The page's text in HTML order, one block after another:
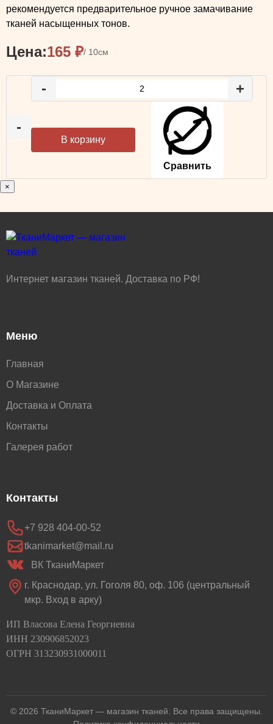
рекомендуется предварительное ручное замачивание
тканей насыщенных тонов.
Цена:165 ₽/ 10см
-
- +
В корзину
Сравнить
×
Интернет магазин тканей. Доставка по РФ!
Меню
Главная
О Магазине
Доставка и Оплата
Контакты
Галерея работ
Контакты
+7 928 404-00-52
tkanimarket@mail.ru
ВК ТканиМаркет
г. Краснодар, ул. Гоголя 80, оф. 106 (центральный
мкр. Вход в арку)
ИП Власова Елена Георгиевна
ИНН 230906852023
ОГРН 313230931000011
© 2026 ТканиМаркет — магазин тканей. Все права защищены.